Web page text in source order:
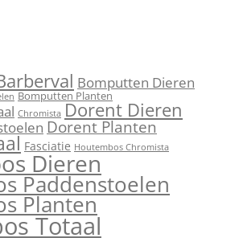
Bomputten Dieren
Bomputten Planten
Chromista Dorent Dieren
Dorent Planten
Fasciatie Houtembos Chromista
Dieren
Paddenstoelen
Planten
Totaal